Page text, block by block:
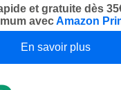
et gratuite dès
avecAmazon
En savoir plus